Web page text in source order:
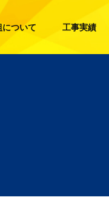
ついて 工事実績